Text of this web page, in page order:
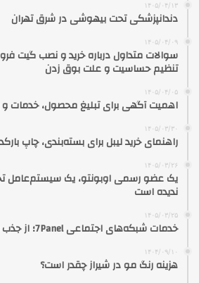
۱۴۰۵/۰۴/۱۳
دندانپزشکی تحت بیهوشی در شرق تهران
۱۴۰۵/۰۴/۰۹
سوالات متداول درباره خرید و نصب گیت
تنظیم حساسیت و علت بوق زدن
۱۴۰۵/۰۴/۰۵
اهمیت آگهی برای تبلیغ محصول، خدمات و
۱۴۰۵/۰۳/۳۰
راهنمای خرید لیبل برای بسته‌بندی، چاپ
۱۴۰۵/۰۳/۲۶
یک عضو رسمی اوبونتو، یک سیستم‌عامل
ندیده است
۱۴۰۵/۰۳/۲۵
خدمات شبکه‌های اجتماعی 7Panel؛ از جذب مخاطب تا افزایش درآمد
۱۴۰۴/۰۹/۱۰
هزینه رنگ مو در شیراز چقدر است؟